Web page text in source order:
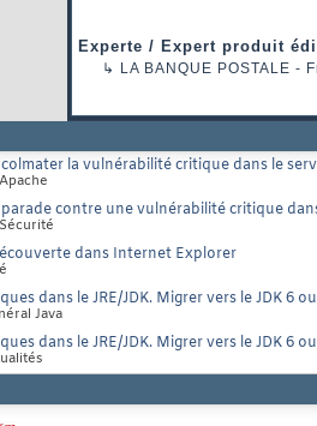
Experte / Expert produit
↳ LA BANQUE POSTALE -
la vulnérabilité critique dans le
contre une vulnérabilité critique
dans Internet Explorer
dans le JRE/JDK. Migrer vers le JDK 6
Java
dans le JRE/JDK. Migrer vers le JDK 6